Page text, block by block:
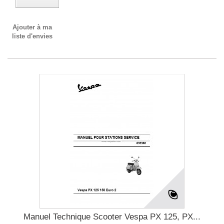
Ajouter à ma
liste d'envies
Manuel Technique Scooter Vespa PX 125, PX...